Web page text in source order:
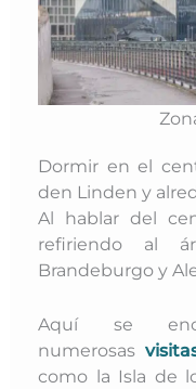
Dormir en el
den Linden y
Al hablar del
refiriendo al
Brandeburgo y
Aquí se
numerosas
como la Isla de